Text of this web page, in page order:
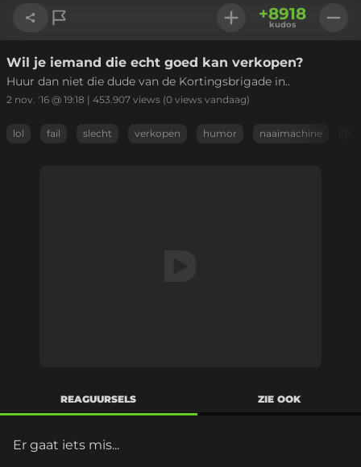
Link kopiëren
+8918
kudos
Wil je iemand die echt goed kan verkopen?
Huur dan niet die dude van de Kortingsbrigade in..
2 nov. '16 @ 19:18 | 453.907 views (0 views vandaag)
lol fail slecht verkopen humor naaimachine
REAGUURSELS ZIE OOK
Er gaat iets mis...